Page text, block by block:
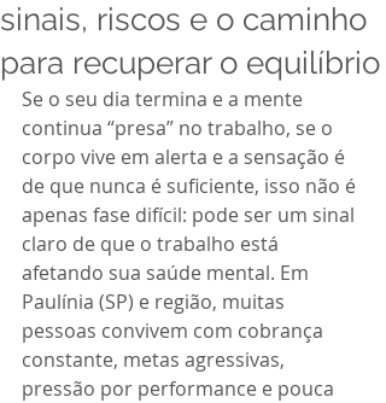
sinais, riscos e o caminho
para recuperar o equilíbrio
Se o seu dia termina e a mente
continua “presa” no trabalho, se o
corpo vive em alerta e a sensação é
de que nunca é suficiente, isso não é
apenas fase difícil: pode ser um sinal
claro de que o trabalho está
afetando sua saúde mental. Em
Paulínia (SP) e região, muitas
pessoas convivem com cobrança
constante, metas agressivas,
pressão por performance e pouca